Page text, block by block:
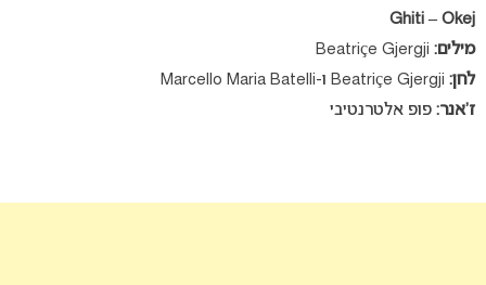
Ghiti – Okej
מילים:
לחן:
ז’אנר: פופ אלטרנטיבי